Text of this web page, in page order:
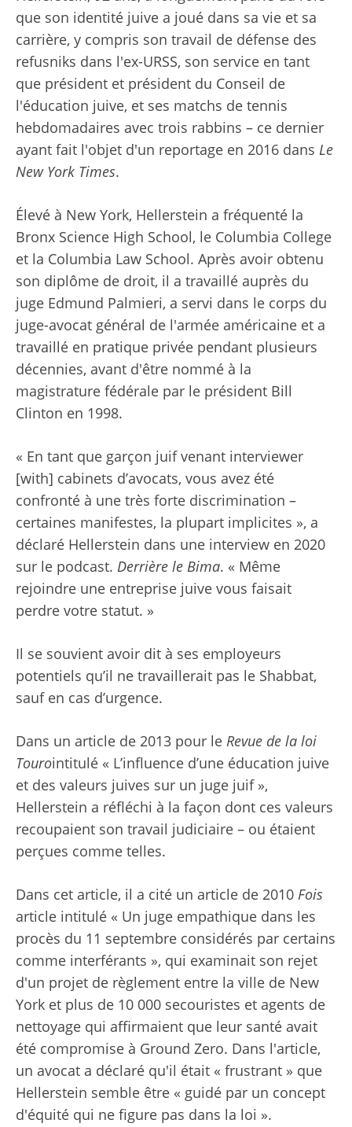
que son identité juive a joué dans sa vie et sa
carrière, y compris son travail de défense des
refusniks dans l'ex-URSS, son service en tant
que président et président du Conseil de
l'éducation juive, et ses matchs de tennis
hebdomadaires avec trois rabbins – ce dernier
ayant fait l'objet d'un reportage en 2016 dans Le
New York Times.
Élevé à New York, Hellerstein a fréquenté la
Bronx Science High School, le Columbia College
et la Columbia Law School. Après avoir obtenu
son diplôme de droit, il a travaillé auprès du
juge Edmund Palmieri, a servi dans le corps du
juge-avocat général de l'armée américaine et a
travaillé en pratique privée pendant plusieurs
décennies, avant d'être nommé à la
magistrature fédérale par le président Bill
Clinton en 1998.
« En tant que garçon juif venant interviewer
[with] cabinets d’avocats, vous avez été
confronté à une très forte discrimination –
certaines manifestes, la plupart implicites », a
déclaré Hellerstein dans une interview en 2020
sur le podcast. Derrière le Bima. « Même
rejoindre une entreprise juive vous faisait
perdre votre statut. »
Il se souvient avoir dit à ses employeurs
potentiels qu’il ne travaillerait pas le Shabbat,
sauf en cas d’urgence.
Dans un article de 2013 pour le Revue de la loi
Tourointitulé « L’influence d’une éducation juive
et des valeurs juives sur un juge juif »,
Hellerstein a réfléchi à la façon dont ces valeurs
recoupaient son travail judiciaire – ou étaient
perçues comme telles.
Dans cet article, il a cité un article de 2010 Fois
article intitulé « Un juge empathique dans les
procès du 11 septembre considérés par certains
comme interférants », qui examinait son rejet
d'un projet de règlement entre la ville de New
York et plus de 10 000 secouristes et agents de
nettoyage qui affirmaient que leur santé avait
été compromise à Ground Zero. Dans l'article,
un avocat a déclaré qu'il était « frustrant » que
Hellerstein semble être « guidé par un concept
d'équité qui ne figure pas dans la loi ».